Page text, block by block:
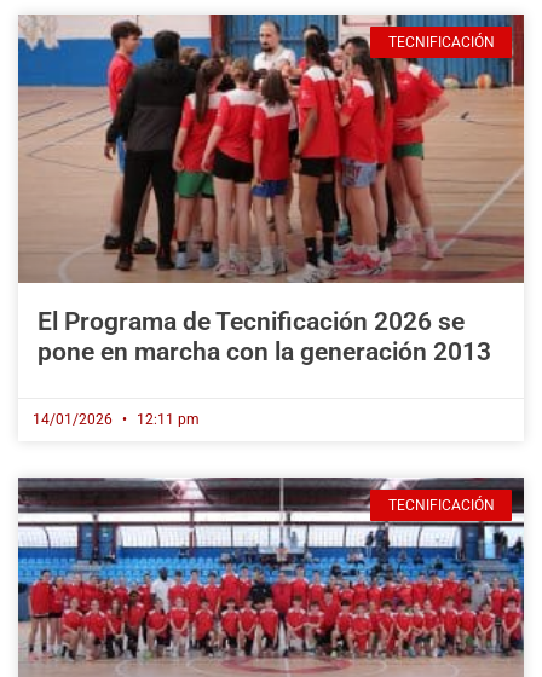
TECNIFICACIÓN
El Programa de Tecnificación 2026 se
pone en marcha con la generación 2013
14/01/2026 12:11 pm
TECNIFICACIÓN